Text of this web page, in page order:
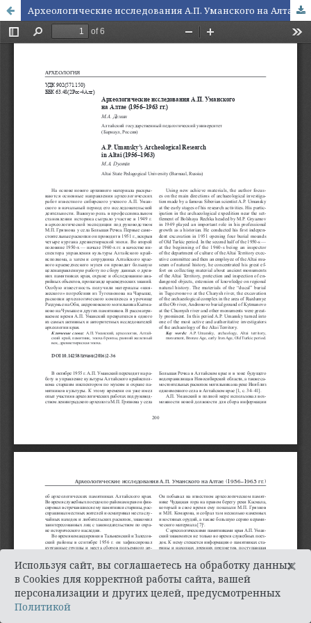
Археологические исследования А.П. Уманского на Алтае (1956–1963 гг.)
Используя сайт, вы соглашаетесь на обработку данных
в Cookies для корректной работы сайта, вашей
персонализации и других целей, предусмотренных
Политикой
×